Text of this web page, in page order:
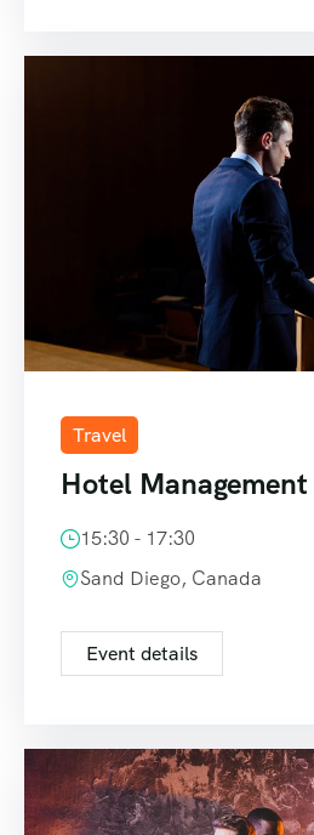
Travel
Hotel
15:30 - 17:30
Sand Diego, Canada
Event details